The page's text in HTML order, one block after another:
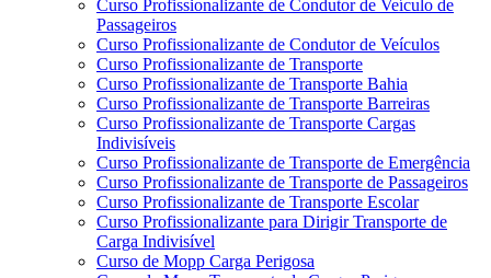
Curso Profissionalizante de Condutor de Veículo de
Passageiros
Curso Profissionalizante de Condutor de Veículos
Curso Profissionalizante de Transporte
Curso Profissionalizante de Transporte Bahia
Curso Profissionalizante de Transporte Barreiras
Curso Profissionalizante de Transporte Cargas
Indivisíveis
Curso Profissionalizante de Transporte de Emergência
Curso Profissionalizante de Transporte de Passageiros
Curso Profissionalizante de Transporte Escolar
Curso Profissionalizante para Dirigir Transporte de
Carga Indivisível
Curso de Mopp Carga Perigosa